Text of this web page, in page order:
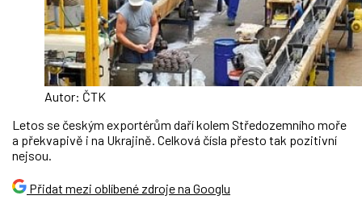
Autor: ČTK
Letos se českým exportérům daří kolem Středozemního moře
a překvapivě i na Ukrajině. Celková čísla přesto tak pozitivní
nejsou.
Přidat mezi oblíbené zdroje na Googlu